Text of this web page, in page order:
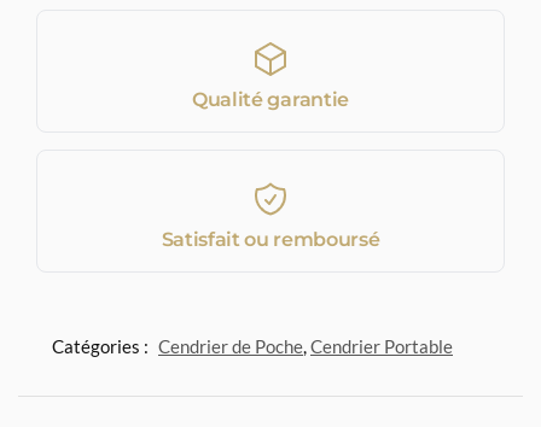
Qualité garantie
Satisfait ou remboursé
Catégories : Cendrier de Poche,Cendrier Portable